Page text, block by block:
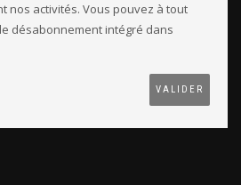
nos activités. Vous pouvez à tout
désabonnement intégré dans